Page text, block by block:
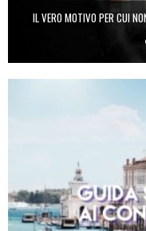
IL VERO MOTIVO PER CUI